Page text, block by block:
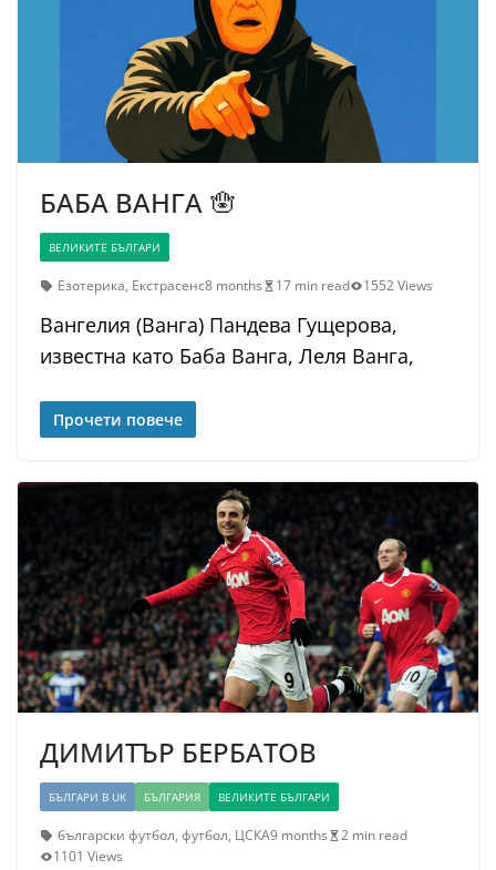
БАБА ВАНГА 🪬
ВЕЛИКИТЕ БЪЛГАРИ
Езотерика, Екстрасенс8 months 17 min read 1552 Views
Вангелия (Ванга) Пандева Гущерова,
известна като Баба Ванга, Леля Ванга,
Прочети повече
ДИМИТЪР БЕРБАТОВ
БЪЛГАРИ В UK БЪЛГАРИЯ ВЕЛИКИТЕ БЪЛГАРИ
български футбол, футбол, ЦСКА9 months
2 min read
1101 Views